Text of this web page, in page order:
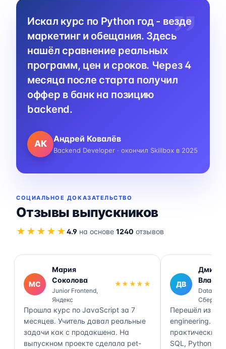
Искал курс по Python год - везде
маркетинг и обещания. Здесь
нашёл сравнение реальных
программ, цен и сроков. Через 4
месяца после старта получил
оффер в банк на позицию
backend.
АК Андрей Ковалёв
Backend Developer · окончил Skillbox в 2025
СОЦИАЛЬНОЕ ДОКАЗАТЕЛЬСТВО
Отзывы выпускников
★★★★★4.9 на основе 1240 отзывов
МС
Мария
Соколова
Junior Frontend,
Яндекс
★★★★★
Прошла курс по JavaScript за 7
месяцев. Учитель давал реальные
задачи как с продакшена. На
выпускном проекте сделала pet-
ДВ
Власов
Data
Сбер
Перешёл из
engineering.
практически
SQL, Python,